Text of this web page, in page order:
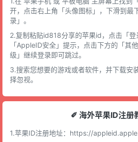
开，点击右上角「头像图标」，下滑到最
录」。
2.复制粘贴id818分享的苹果id，点击「登
「AppleID安全」提示，点击下方的「其
级」继续登录即可跳过。
3.搜索您想要的游戏或者软件，并下载安
择忽视。
✐ 海外苹果ID注册
1.苹果ID注册地址： https://